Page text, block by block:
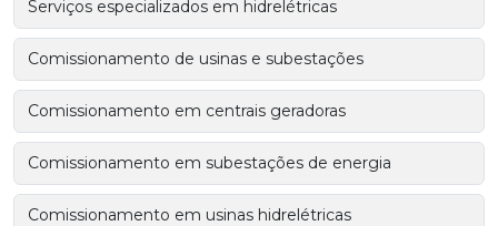
Serviços especializados em hidrelétricas
Comissionamento de usinas e subestações
Comissionamento em centrais geradoras
Comissionamento em subestações de energia
Comissionamento em usinas hidrelétricas